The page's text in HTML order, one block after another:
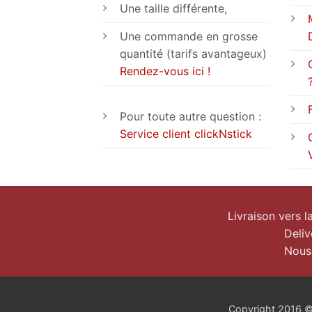
Une taille différente,
Une commande en grosse
quantité (tarifs avantageux)
Rendez-vous ici !
Pour toute autre question :
Service client clickNstick
Livraison vers
Copyright 2016